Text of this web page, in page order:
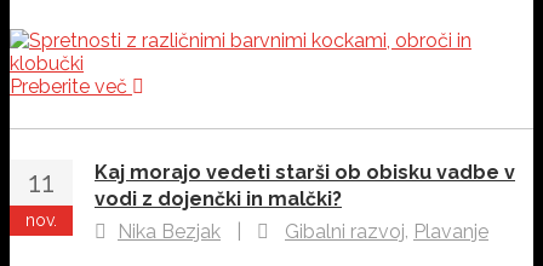
Preberite več
11
nov.
Kaj morajo vedeti starši ob obisku vadbe v
vodi z dojenčki in malčki?
Nika Bezjak
Gibalni razvoj, Plavanje